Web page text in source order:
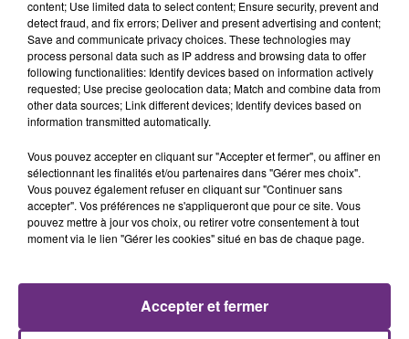
15h56
15h56
DJO
End Of Beginning
15h51
15h51
DJ GOJA & JASON DERULO &
MELODY
Mi Chico
15h48
15h48 15h44
15h44
content; Use limited data to select content; Ensure security, prevent and
detect fraud, and fix errors; Deliver and present advertising and content;
Save and communicate privacy choices. These technologies may
process personal data such as IP address and browsing data to offer
following functionalities: Identify devices based on information actively
requested; Use precise geolocation data; Match and combine data from
other data sources; Link different devices; Identify devices based on
information transmitted automatically.
Vous pouvez accepter en cliquant sur "Accepter et fermer", ou affiner en
sélectionnant les finalités et/ou partenaires dans "Gérer mes choix".
Vous pouvez également refuser en cliquant sur "Continuer sans
accepter". Vos préférences ne s'appliqueront que pour ce site. Vous
pouvez mettre à jour vos choix, ou retirer votre consentement à tout
moment via le lien "Gérer les cookies" situé en bas de chaque page.
Accepter et fermer